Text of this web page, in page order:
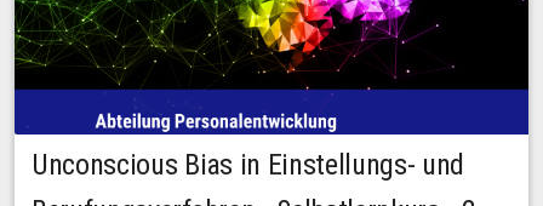
Unconscious Bias in Einstellungs- und